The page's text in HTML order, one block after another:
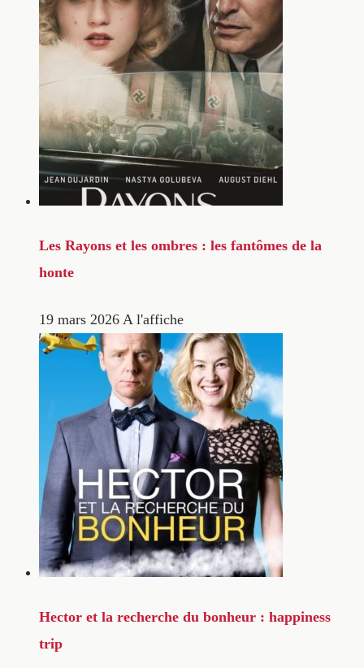
Les Rayons et les ombres : les fantômes de la
honte
19 mars 2026 A l'affiche
Hector et la recherche du bonheur : happiness
trip